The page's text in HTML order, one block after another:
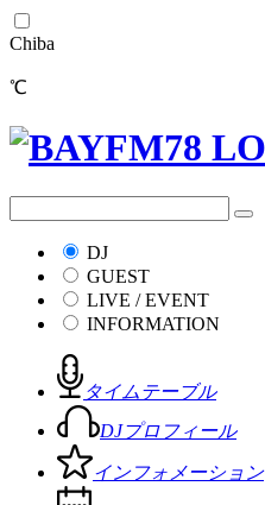
Chiba
℃
DJ
GUEST
LIVE / EVENT
INFORMATION
タイムテーブル
DJプロフィール
インフォメーション